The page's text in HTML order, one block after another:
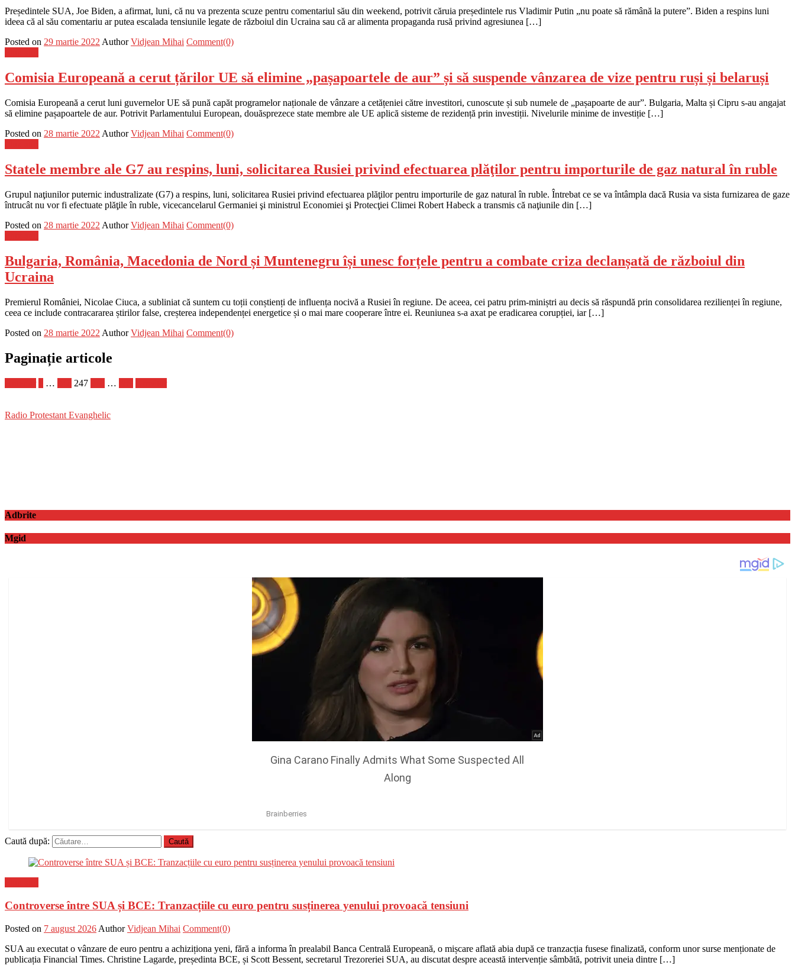
Președintele SUA, Joe Biden, a afirmat, luni, că nu va prezenta scuze pentru comentariul său din weekend, potrivit căruia președintele rus Vladimir Putin „nu poate să rămână la putere”. Biden a respins luni
ideea că al său comentariu ar putea escalada tensiunile legate de războiul din Ucraina sau că ar alimenta propaganda rusă privind agresiunea […]
Posted on 29 martie 2022 Author Vidjean Mihai Comment(0)
Comisia Europeană a cerut țărilor UE să elimine „pașapoartele de aur” și să suspende vânzarea de vize pentru ruși și belaruși
Comisia Europeană a cerut luni guvernelor UE să pună capăt programelor naționale de vânzare a cetățeniei către investitori, cunoscute și sub numele de „pașapoarte de aur”. Bulgaria, Malta și Cipru s-au angajat
să elimine pașapoartele de aur. Potrivit Parlamentului European, douăsprezece state membre ale UE aplică sisteme de rezidență prin investiții. Nivelurile minime de investiție […]
Posted on 28 martie 2022 Author Vidjean Mihai Comment(0)
Statele membre ale G7 au respins, luni, solicitarea Rusiei privind efectuarea plăţilor pentru importurile de gaz natural în ruble
Grupul naţiunilor puternic industralizate (G7) a respins, luni, solicitarea Rusiei privind efectuarea plăţilor pentru importurile de gaz natural în ruble. Întrebat ce se va întâmpla dacă Rusia va sista furnizarea de gaze
întrucât nu vor fi efectuate plăţile în ruble, vicecancelarul Germaniei şi ministrul Economiei şi Protecţiei Climei Robert Habeck a transmis că naţiunile din […]
Posted on 28 martie 2022 Author Vidjean Mihai Comment(0)
Bulgaria, România, Macedonia de Nord și Muntenegru își unesc forțele pentru a combate criza declanșată de războiul din
Ucraina
Premierul României, Nicolae Ciuca, a subliniat că suntem cu toții conștienți de influența nocivă a Rusiei în regiune. De aceea, cei patru prim-miniștri au decis să răspundă prin consolidarea rezilienței în regiune,
ceea ce include contracararea știrilor false, creșterea independenței energetice și o mai mare cooperare între ei. Reuniunea s-a axat pe eradicarea corupției, iar […]
Posted on 28 martie 2022 Author Vidjean Mihai Comment(0)
Paginație articole
… 247 …
Radio Protestant Evanghelic
Adbrite
Mgid
Caută după:
Controverse între SUA și BCE: Tranzacțiile cu euro pentru susținerea yenului provoacă tensiuni
Posted on 7 august 2026 Author Vidjean Mihai Comment(0)
SUA au executat o vânzare de euro pentru a achiziționa yeni, fără a informa în prealabil Banca Centrală Europeană, o mișcare aflată abia după ce tranzacția fusese finalizată, conform unor surse menționate de
publicația Financial Times. Christine Lagarde, președinta BCE, și Scott Bessent, secretarul Trezoreriei SUA, au discutat despre această intervenție sâmbătă, potrivit uneia dintre […]